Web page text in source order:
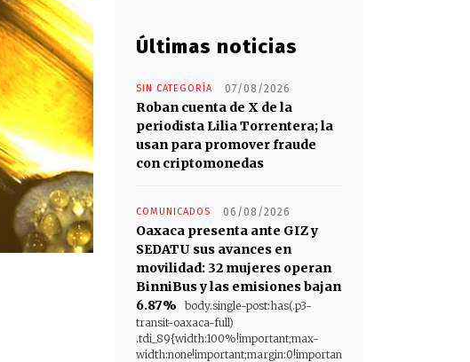
Últimas noticias
SIN CATEGORÍA 07/08/2026
Roban cuenta de X de la
periodista Lilia Torrentera; la
usan para promover fraude
con criptomonedas
COMUNICADOS 06/08/2026
Oaxaca presenta ante GIZ y
SEDATU sus avances en
movilidad: 32 mujeres operan
BinniBus y las emisiones bajan
6.87%
body.single-post:has(.p3-
transit-oaxaca-full)
.tdi_89{width:100%!important;max-
width:none!important;margin:0!importan